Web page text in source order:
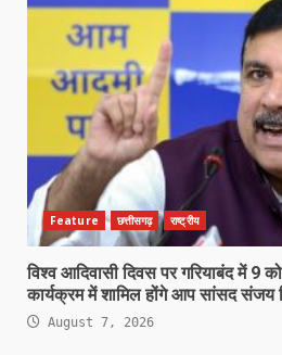
Feature छत्तीसगढ़ राष्ट्रीय
विश्व आदिवासी दिवस पर गरियाबंद में 9
कार्यक्रम में शामिल होंगे आप सांसद संजय
August 7, 2026